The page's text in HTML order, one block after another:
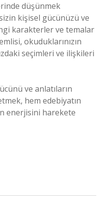
düşünmek
kişisel gücünüzü ve
karakterler ve temalar
okuduklarınızın
seçimleri ve ilişkileri
ve anlatıların
hem edebiyatın
enerjisini harekete